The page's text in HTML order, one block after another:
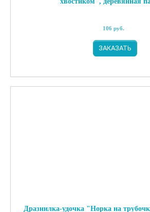
106 руб.
ЗАКАЗАТЬ
Дразнилка-удочка "Норка на